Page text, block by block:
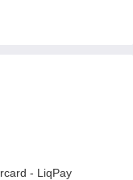
- LiqPay